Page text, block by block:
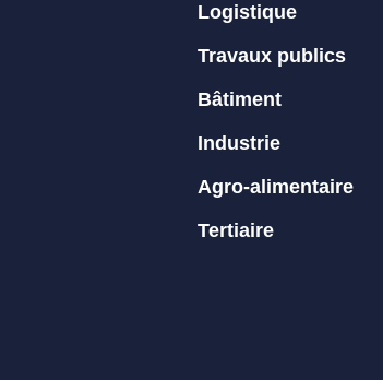
Logistique
Travaux publics
Bâtiment
Industrie
Agro-alimentaire
Tertiaire